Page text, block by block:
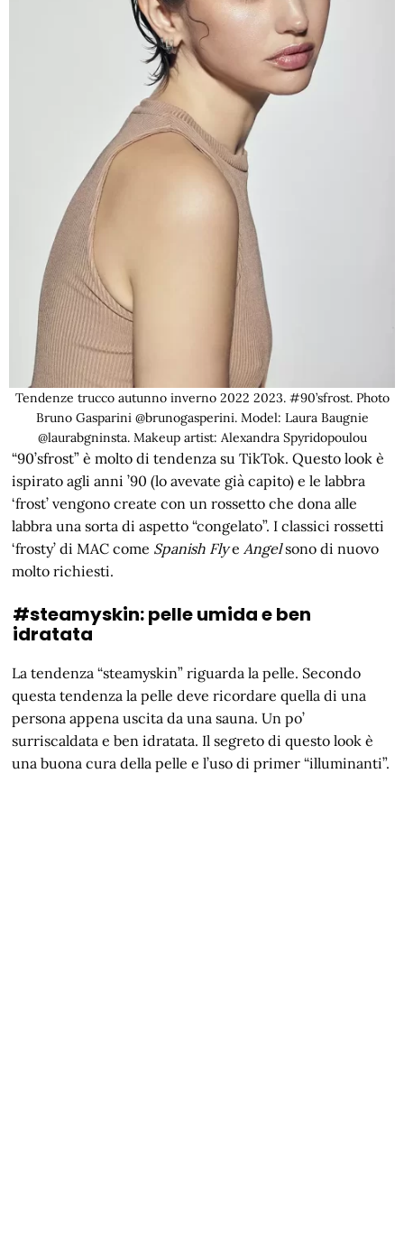
Tendenze trucco autunno inverno 2022 2023. #90’sfrost. Photo
Bruno Gasparini @brunogasperini. Model: Laura Baugnie
@laurabgninsta. Makeup artist: Alexandra Spyridopoulou
“90’sfrost” è molto di tendenza su TikTok. Questo look è
ispirato agli anni ’90 (lo avevate già capito) e le labbra
‘frost’ vengono create con un rossetto che dona alle
labbra una sorta di aspetto “congelato”. I classici rossetti
‘frosty’ di MAC come Spanish FlyeAngelsono di nuovo
molto richiesti.
#steamyskin: pelle umida e ben
idratata
La tendenza “steamyskin” riguarda la pelle. Secondo
questa tendenza la pelle deve ricordare quella di una
persona appena uscita da una sauna. Un po’
surriscaldata e ben idratata. Il segreto di questo look è
una buona cura della pelle e l’uso di primer “illuminanti”.